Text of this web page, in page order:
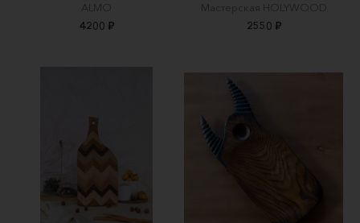
ALMO
4200 ₽
Мастерская HOLYWOOD
2550 ₽